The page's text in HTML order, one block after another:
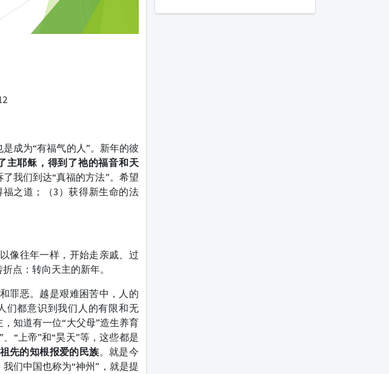
成为“有福气的人”。新年的彼
主耶稣，得到了祂的福音和天
我们到达“真福的方法”。希望
之道；（3）获得新生命的法
像往年一样，开始走亲戚、过
点：转向天主的新年。
罪恶。越是艰难困苦中，人的
们都意识到我们人的有限和无
知道有一位“大父母”造生养育
“上帝”和“昊天”等，这些都是
先的知根报爱的民族。就是今
们中国也称为“神州”，就是提